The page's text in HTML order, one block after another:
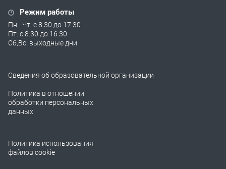
Режим работы
Пн - Чт: с 8:30 до 17:30
Пт: с 8:30 до 16:30
Сб,Вс: выходные дни
Сведения об образовательной организации
Политика в отношении
обработки персональных
данных
Политика использования
файлов cookie